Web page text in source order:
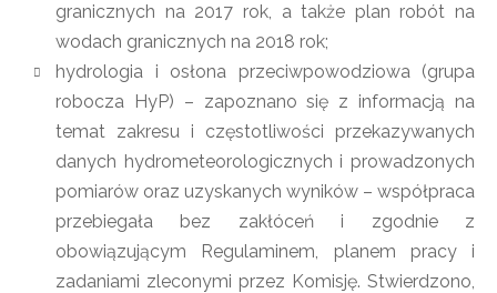
granicznych na 2017 rok, a także plan robót na
wodach granicznych na 2018 rok;
hydrologia i osłona przeciwpowodziowa (grupa
robocza HyP) – zapoznano się z informacją na
temat zakresu i częstotliwości przekazywanych
danych hydrometeorologicznych i prowadzonych
pomiarów oraz uzyskanych wyników – współpraca
przebiegała bez zakłóceń i zgodnie z
obowiązującym Regulaminem, planem pracy i
zadaniami zleconymi przez Komisję. Stwierdzono,